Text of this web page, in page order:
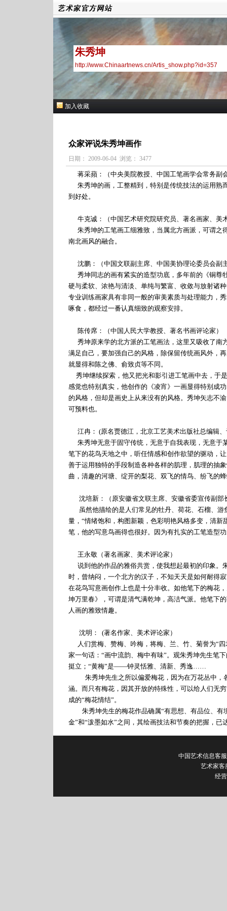
朱秀坤
http://www.Chinaartnews.cn/Artis_show.php?id=357
加入收藏
众家评说朱秀坤画作
日期： 2009-06-04 浏览： 3477
蒋采蘋：（中央美院教授、中国工笔画学会常务副
朱秀坤的画，工整精到，特别是传统技法的运用熟
到好处。
牛克诚：（中国艺术研究院研究员、著名画家、美
朱秀坤的工笔画工细雅致，当属北方画派，可谓之
南北画风的融合。
沈鹏：（中国文联副主席、中国美协理论委员会副
秀坤同志的画有紧实的造型功底，多年前的《铜尊
硬与柔软、浓艳与清淡、单纯与繁富、收敛与放射诸
专业训练画家具有非同一般的审美素质与处理能力，
啄食，都经过一番认真细致的观察安排。
陈传席：（中国人民大学教授、著名书画评论家）
秀坤原来学的北方派的工笔画法，这里又吸收了南
满足自己，要加强自己的风格，除保留传统画风外，
就显得和陈之佛、俞致贞等不同。
秀坤继续探索，他又把光和影引进工笔画中去，于
感觉也特别真实，他创作的《凌宵》一画显得特别成
的风格，但却是画史上从来没有的风格。秀坤矢志不
可预料也。
江冉： (原名贾德江，北京工艺美术出版社总编辑
朱秀坤无意于固守传统，无意于自我表现，无意于
笔下的花鸟天地之中，听任情感和创作欲望的驱动，
善于运用独特的手段制造各种各样的肌理，肌理的抽
曲，清趣的河塘、绽开的梨花、双飞的情鸟、纷飞
沈培新：（原安徽省文联主席、安徽省委宣传副部
虽然他描绘的是人们常见的牡丹、荷花、石榴、游
量，“情绪饱和，构图新颖，色彩明艳风格多变，清
笔，他的写意鸟画得也很好。因为有扎实的工笔造型
王永敬（著名画家、美术评论家）
说到他的作品的雅俗共赏，使我想起最初的印象。
时，曾纳闷，一个北方的汉子，不知天天是如何耐得
在花鸟写意画创作上也是十分丰收。如他笔下的梅花
坤万里春》，可谓是清气满乾坤，高洁气派。他笔下
人画的雅致情趣。
沈明： (著名作家、美术评论家）
人们赏梅、赞梅、吟梅，将梅、兰、竹、菊誉为“四
家一句话：“画中流韵、梅中有味”。 观朱秀坤先生笔
挺立；“黄梅”是——钟灵恬雅、清新、秀逸……
朱秀坤先生之所以偏爱梅花，因为在万花丛中
涵。而只有梅花，因其开放的特殊性，可以给人们无
成的“梅花情结”。
朱秀坤先生的梅花作品确属“有思想、有品位、
金”和“泼墨如水”之间，其绘画技法和节奏的把握，已
中国艺术信息客服
艺术家客
经